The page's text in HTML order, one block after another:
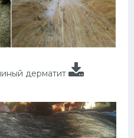
дерматит